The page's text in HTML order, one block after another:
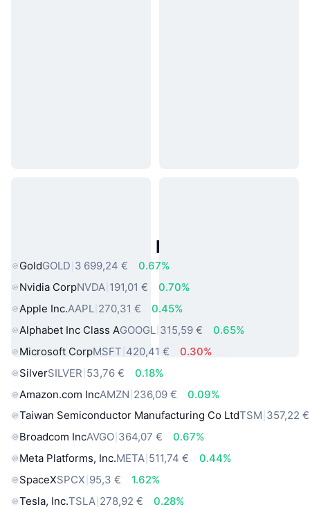
Actifs du Monde Réel Populaires
GoldGOLD 3 699,24 €
0.67%
Nvidia CorpNVDA 191,01 €
0.70%
Apple Inc.AAPL 270,31 €
0.45%
Alphabet Inc Class AGOOGL 315,59 €
0.65%
Microsoft CorpMSFT 420,41 €
0.30%
SilverSILVER 53,76 €
0.18%
Amazon.com IncAMZN 236,09 €
0.09%
Taiwan Semiconductor Manufacturing Co LtdTSM 357,22 €
Broadcom IncAVGO 364,07 €
0.67%
Meta Platforms, Inc.META 511,74 €
0.44%
SpaceXSPCX 95,3 €
1.62%
Tesla, Inc.TSLA 278,92 €
0.28%